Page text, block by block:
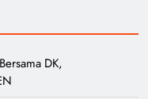
DK,